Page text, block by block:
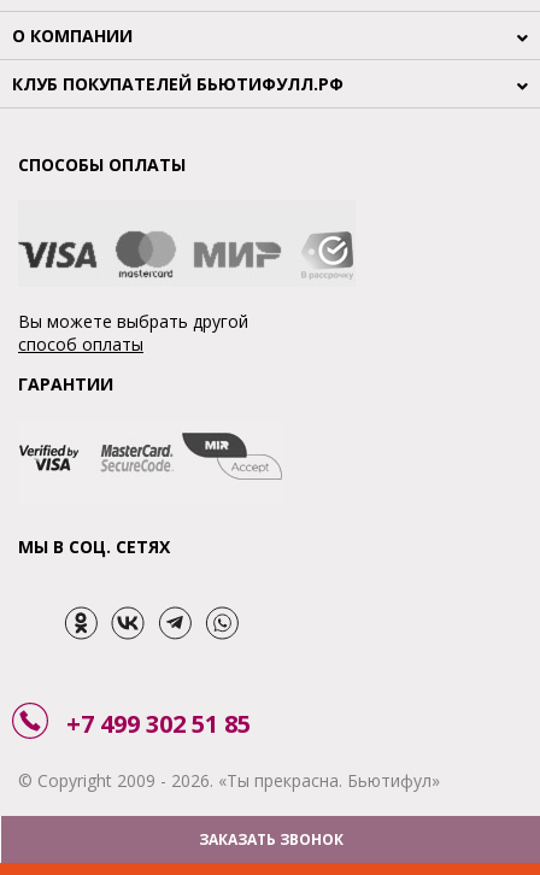
О КОМПАНИИ
КЛУБ ПОКУПАТЕЛЕЙ БЬЮТИФУЛЛ.РФ
СПОСОБЫ ОПЛАТЫ
Вы можете выбрать другой
способ оплаты
ГАРАНТИИ
МЫ В СОЦ. СЕТЯХ
+7 499 302 51 85
© Copyright 2009 - 2026. «Ты прекрасна. Бьютифул»
ЗАКАЗАТЬ ЗВОНОК